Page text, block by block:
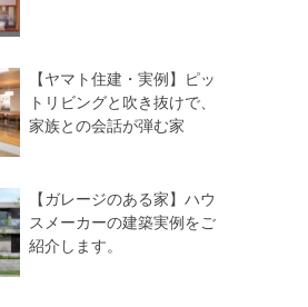
【ヤマト住建・実例】ピッ
トリビングと吹き抜けで、
家族との会話が弾む家
【ガレージのある家】ハウ
スメーカーの建築実例をご
紹介します。